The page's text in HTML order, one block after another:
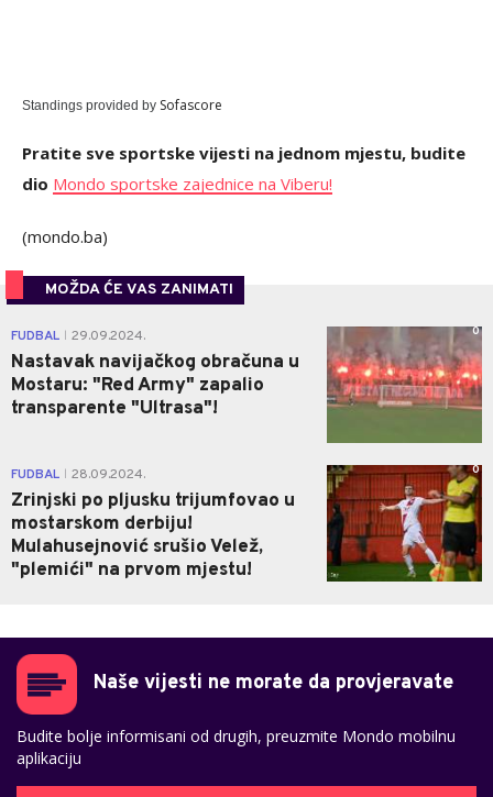
Standings provided by Sofascore
Pratite sve sportske vijesti na jednom mjestu, budite
dio Mondo sportske zajednice na Viberu!
(mondo.ba)
MOŽDA ĆE VAS ZANIMATI
FUDBAL 29.09.2024.
Nastavak navijačkog obračuna u
Mostaru: "Red Army" zapalio
transparente "Ultrasa"!
0
FUDBAL 28.09.2024.
Zrinjski po pljusku trijumfovao u
mostarskom derbiju!
Mulahusejnović srušio Velež,
"plemići" na prvom mjestu!
0
Naše vijesti ne morate da provjeravate
Budite bolje informisani od drugih, preuzmite Mondo mobilnu
aplikaciju